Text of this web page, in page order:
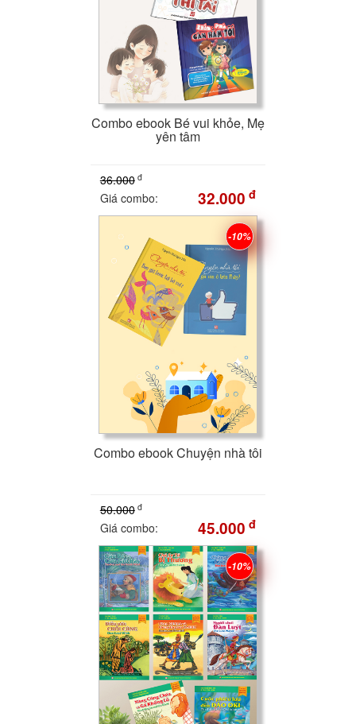
Combo ebook Bé vui khỏe, Mẹ
yên tâm
36.000 đ
Giá combo: 32.000 đ
Combo ebook Chuyện nhà tôi
50.000 đ
Giá combo: 45.000 đ
-10%
-10%